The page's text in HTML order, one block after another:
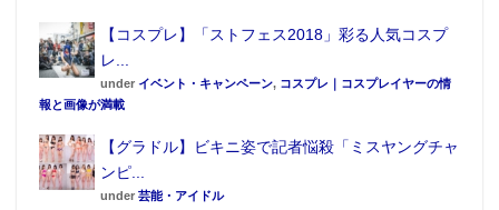
【コスプレ】「ストフェス2018」彩る人気コスプ
レ...
under イベント・キャンペーン, コスプレ｜コスプレイヤーの情
報と画像が満載
【グラドル】ビキニ姿で記者悩殺「ミスヤングチャ
ンピ...
under 芸能・アイドル